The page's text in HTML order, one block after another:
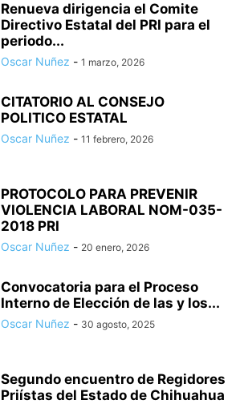
Renueva dirigencia el Comite
Directivo Estatal del PRI para el
periodo...
Oscar Nuñez - 1 marzo, 2026
CITATORIO AL CONSEJO
POLITICO ESTATAL
Oscar Nuñez - 11 febrero, 2026
PROTOCOLO PARA PREVENIR
VIOLENCIA LABORAL NOM-035-
2018 PRI
Oscar Nuñez - 20 enero, 2026
Convocatoria para el Proceso
Interno de Elección de las y los...
Oscar Nuñez - 30 agosto, 2025
Segundo encuentro de Regidores
Priístas del Estado de Chihuahua